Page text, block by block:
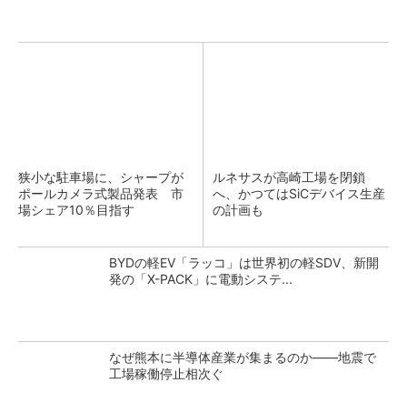
狭小な駐車場に、シャープが
ポールカメラ式製品発表 市
場シェア10％目指す
ルネサスが高崎工場を閉鎖
へ、かつてはSiCデバイス生産
の計画も
BYDの軽EV「ラッコ」は世界初の軽SDV、新開
発の「X-PACK」に電動システ...
なぜ熊本に半導体産業が集まるのか――地震で
工場稼働停止相次ぐ